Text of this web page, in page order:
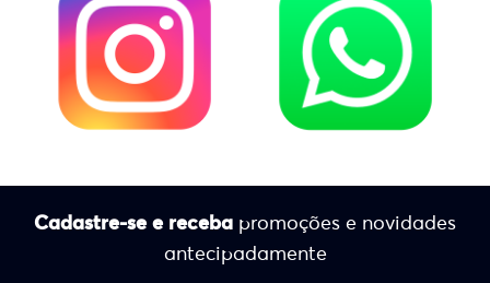
Cadastre-se e receba promoções e novidades
antecipadamente